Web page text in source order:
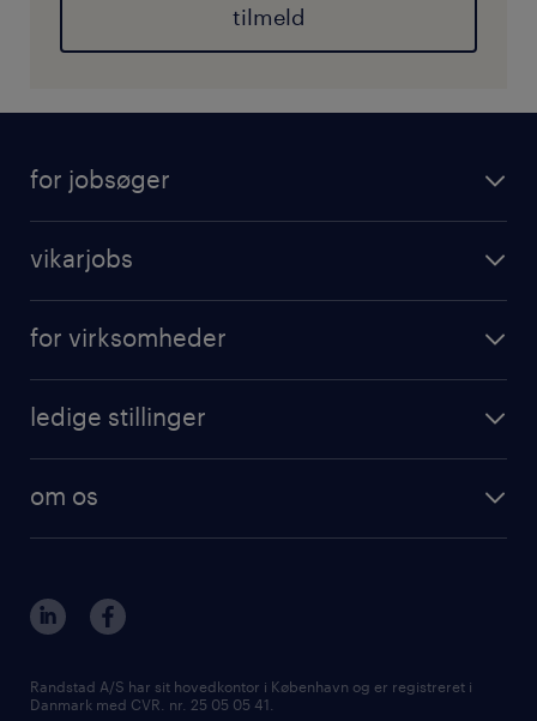
tilmeld
for jobsøger
vikarjobs
for virksomheder
ledige stillinger
om os
Randstad A/S har sit hovedkontor i København og er registreret i
Danmark med CVR. nr. 25 05 05 41.